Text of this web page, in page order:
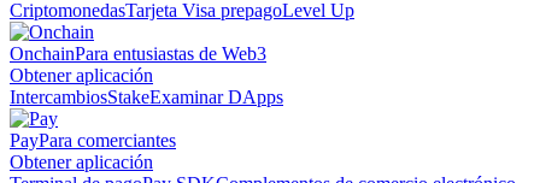
CriptomonedasTarjeta Visa prepagoLevel Up
OnchainPara entusiastas de Web3
Obtener aplicación
IntercambiosStakeExaminar DApps
PayPara comerciantes
Obtener aplicación